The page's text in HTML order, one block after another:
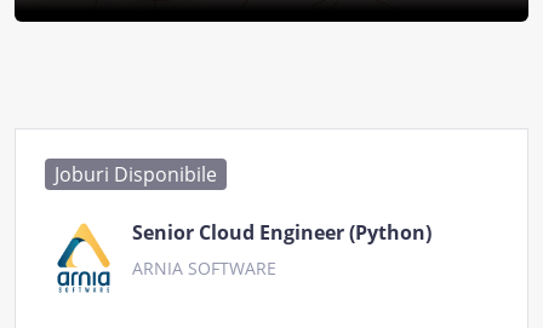
Joburi Disponibile
Senior Cloud Engineer (Python)
ARNIA SOFTWARE